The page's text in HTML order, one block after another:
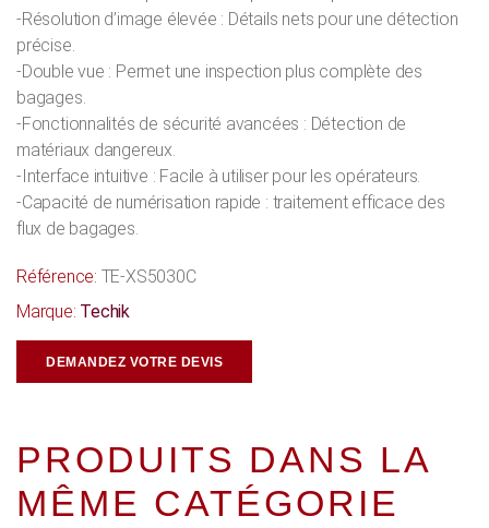
-Résolution d’image élevée : Détails nets pour une détection
précise.
-Double vue : Permet une inspection plus complète des
bagages.
-Fonctionnalités de sécurité avancées : Détection de
matériaux dangereux.
-Interface intuitive : Facile à utiliser pour les opérateurs.
-Capacité de numérisation rapide : traitement efficace des
flux de bagages.
Référence: TE-XS5030C
Marque: Techik
DEMANDEZ VOTRE DEVIS
PRODUITS DANS LA
MÊME CATÉGORIE